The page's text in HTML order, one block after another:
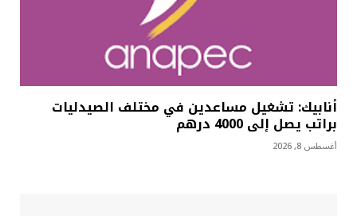
أنابيك: تشغيل مساعدين في مختلف الصيدليات
براتب يصل إلى 4000 درهم
أغسطس 8, 2026